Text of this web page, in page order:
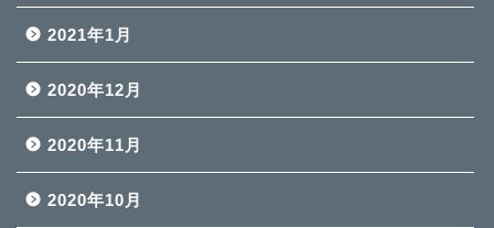
2021年1月
2020年12月
2020年11月
2020年10月